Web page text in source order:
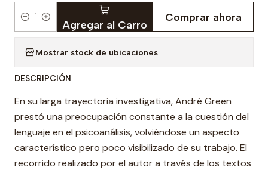
Cantidad Agregar al Carro
Comprar ahora
Mostrar stock de ubicaciones
DESCRIPCIÓN
En su larga trayectoria investigativa, André Green
prestó una preocupación constante a la cuestión del
lenguaje en el psicoanálisis, volviéndose un aspecto
característico pero poco visibilizado de su trabajo. El
recorrido realizado por el autor a través de los textos